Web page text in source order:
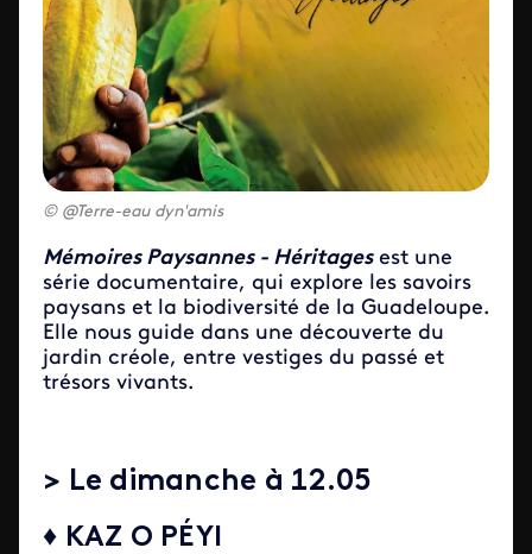
@Terre-eau dyn'amis
Mémoires Paysannes - Héritages est une
série documentaire, qui explore les savoirs
paysans et la biodiversité de la Guadeloupe.
Elle nous guide dans une découverte du
jardin créole, entre vestiges du passé et
trésors vivants.
> Le dimanche à 12.05
♦ KAZ O PÉYI